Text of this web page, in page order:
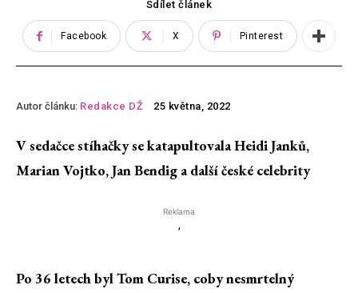
Sdílet článek
Facebook X Pinterest
Autor článku: Redakce DŽ 25 května, 2022
V sedačce stíhačky se katapultovala Heidi Janků,
Marian Vojtko, Jan Bendig a další české celebrity
Reklama
'
Po 36 letech byl Tom Curise, coby nesmrtelný